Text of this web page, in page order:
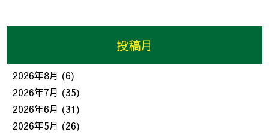
投稿月
2026年8月 (6)
2026年7月 (35)
2026年6月 (31)
2026年5月 (26)